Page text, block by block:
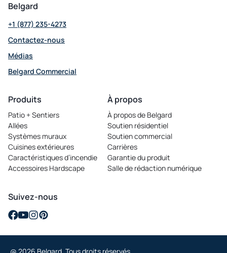
Belgard
+1 (877) 235-4273
Contactez-nous
Médias
Belgard Commercial
in
new
tab
Produits
Patio + Sentiers
Allées
Systèmes muraux
Cuisines extérieures
Caractéristiques d’incendie
Accessoires Hardscape
À propos
À propos de Belgard
Soutien résidentiel
Soutien commercial
Carrières
opens
in
a
Garantie du produit
Salle de rédaction numérique
Suivez-nous
opens
opens
opensopens
@ 2026 Belgard. Tous droits réservés.